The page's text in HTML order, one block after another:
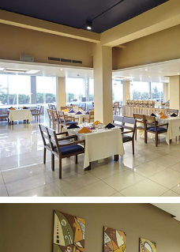
Ir iespēja pagatavot tēju,
Maksimāli var izmitināt – 3
Junior Suite numurs
Numura platība 120-125
Fēns
Balkons
Gaisa kondicionētājs
TV
Mini bārs
Seifs
WiFi
Gludināmais dēlis un
Ir iespēja pagatavot tēju,
Maksimāli var izmitināt – 3